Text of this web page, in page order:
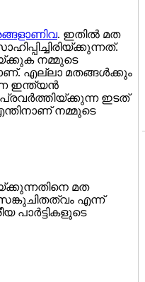
. ഇതില്‍ മത
നമ്മുടെ
എല്ലാ മതങ്ങള്‍ക്കും
ഇന്ത്യന്‍
ഇടത്
നമ്മുടെ
മത
എന്ന്
പാര്‍ട്ടികളുടെ